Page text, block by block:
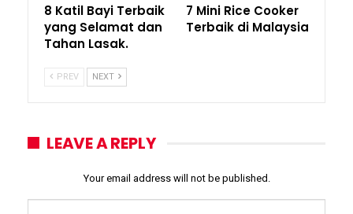
8 Katil Bayi Terbaik
yang Selamat dan
Tahan Lasak.
7 Mini Rice Cooker
Terbaik di Malaysia
PREV NEXT
LEAVE A REPLY
Your email address will not be published.